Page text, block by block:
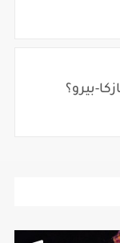
بيرو؟